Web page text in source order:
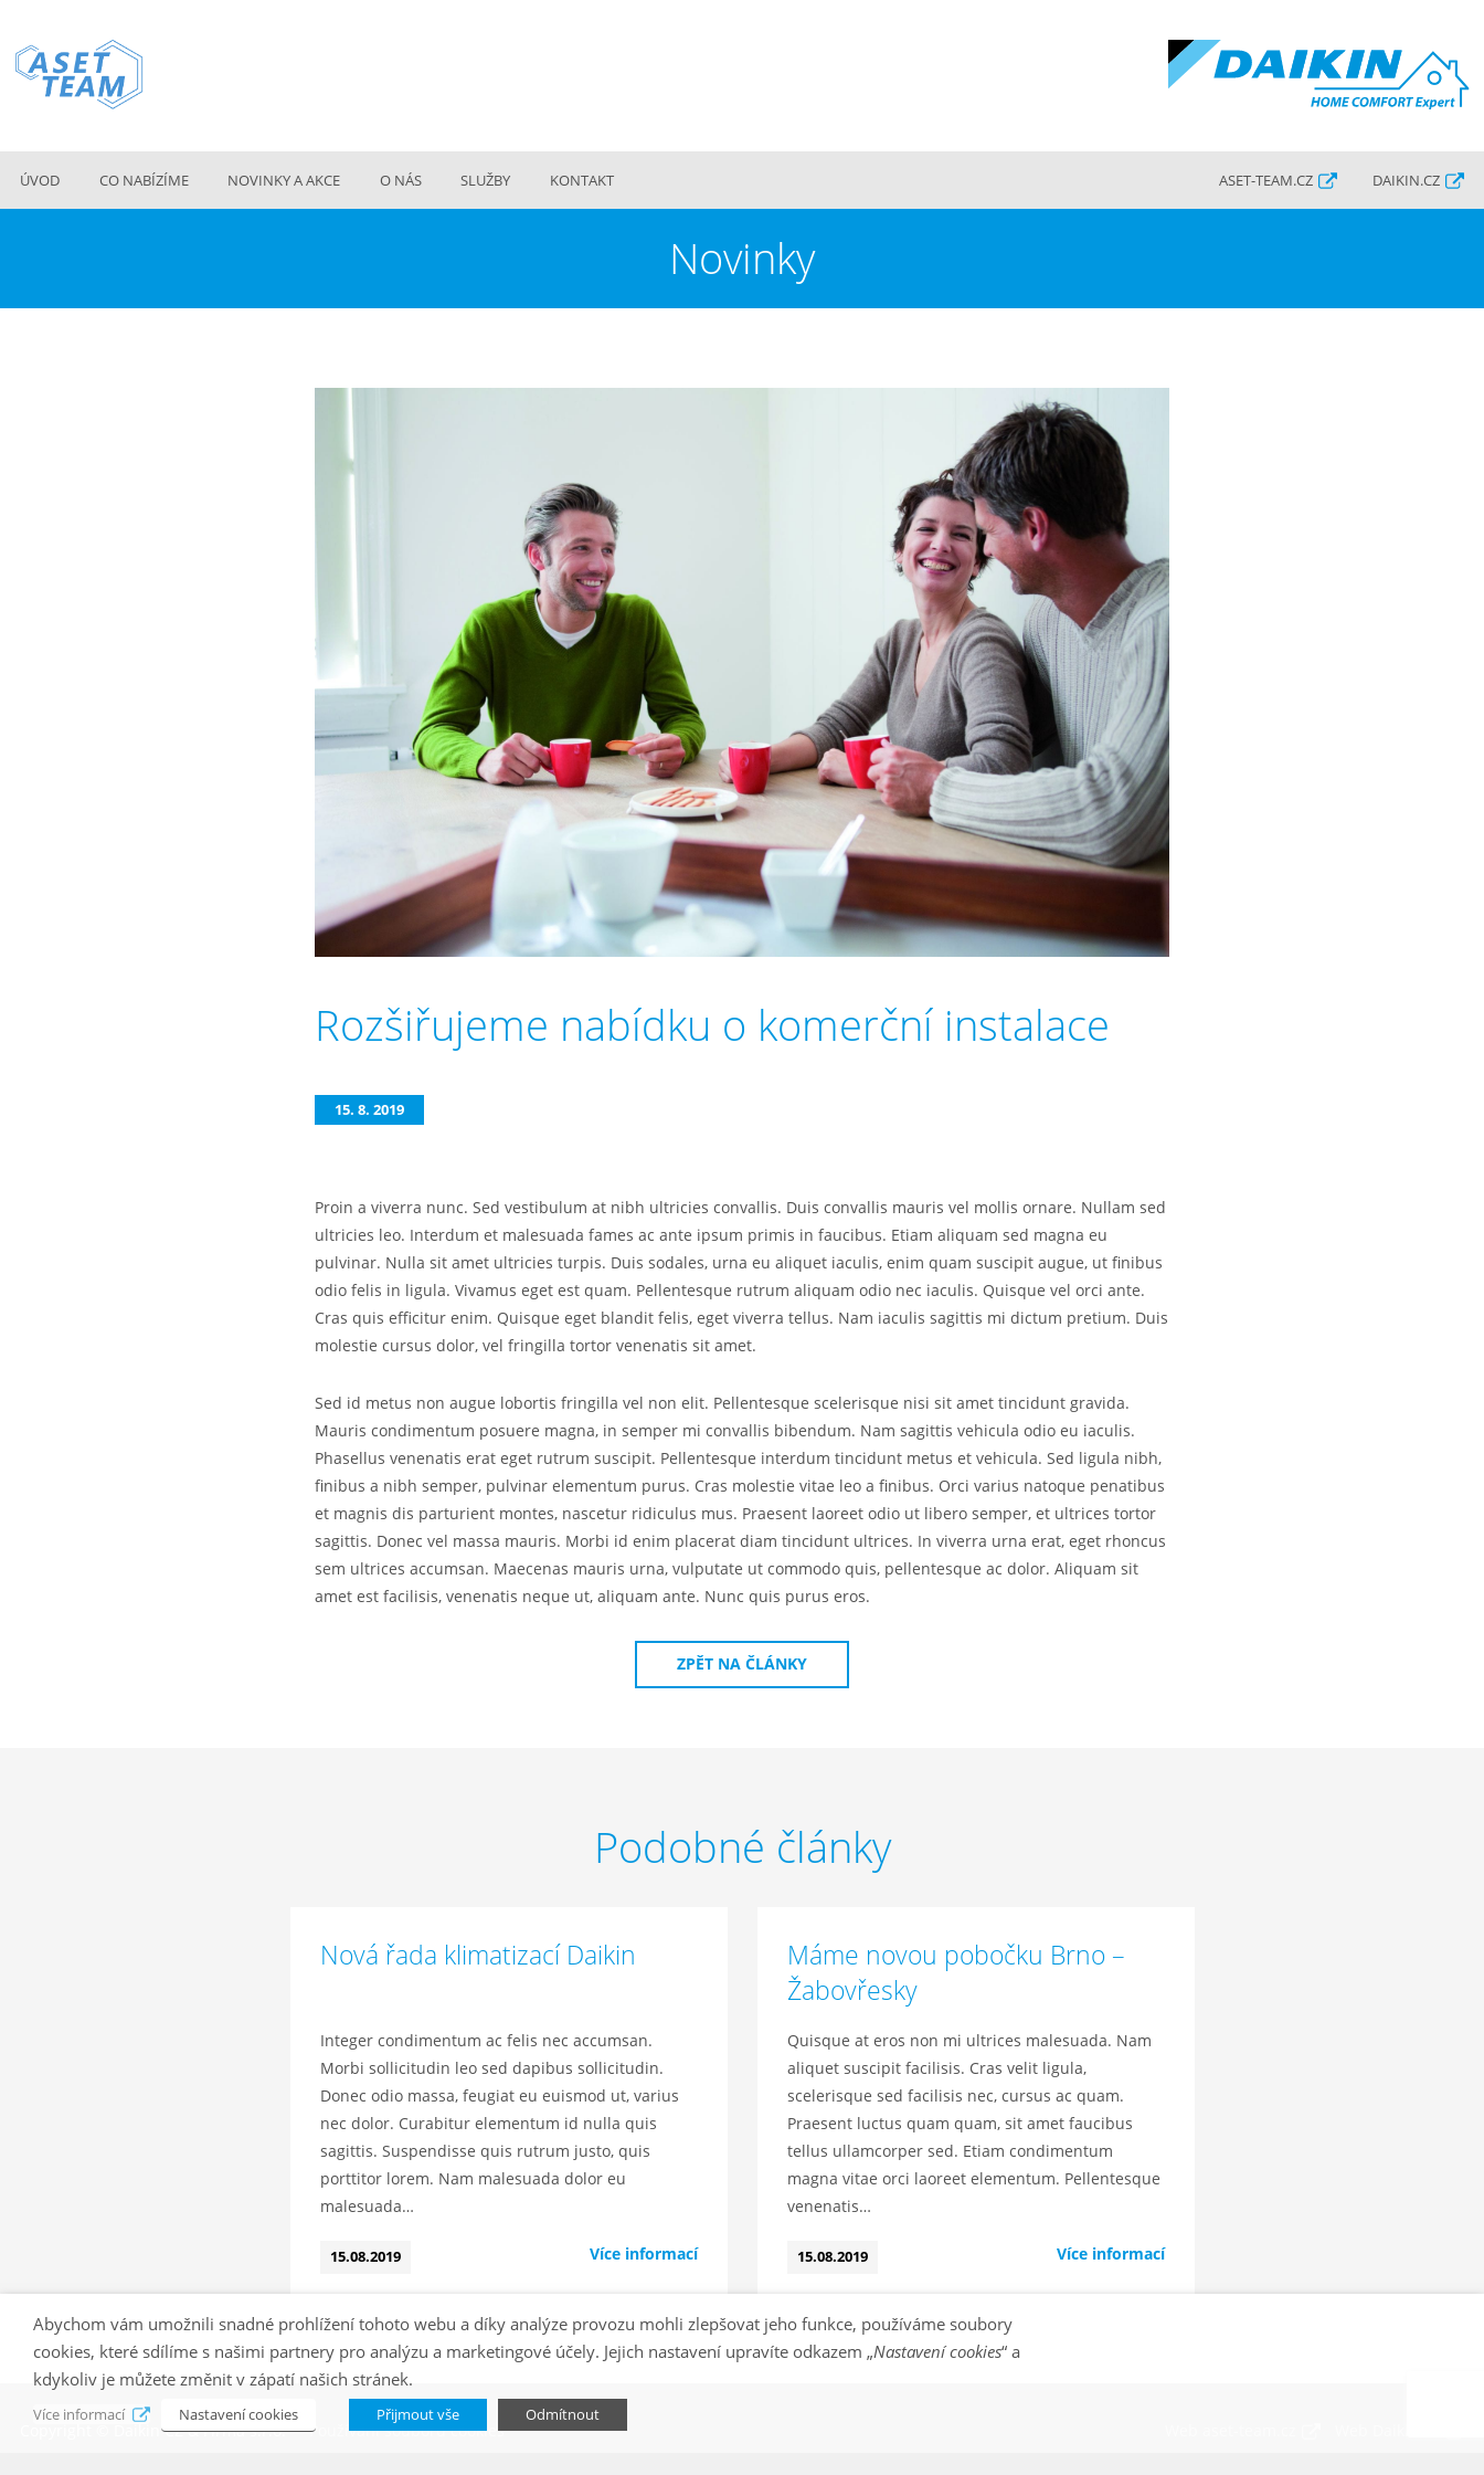
ÚVOD CO NABÍZÍME NOVINKY A AKCE O NÁS SLUŽBY KONTAKT DAIKIN.CZ
ASET-TEAM.CZ
Novinky
Rozšiřujeme nabídku o komerční instalace
15. 8. 2019
Proin a viverra nunc. Sed vestibulum at nibh ultricies convallis. Duis convallis mauris vel mollis ornare. Nullam sed
ultricies leo. Interdum et malesuada fames ac ante ipsum primis in faucibus. Etiam aliquam sed magna eu
pulvinar. Nulla sit amet ultricies turpis. Duis sodales, urna eu aliquet iaculis, enim quam suscipit augue, ut finibus
odio felis in ligula. Vivamus eget est quam. Pellentesque rutrum aliquam odio nec iaculis. Quisque vel orci ante.
Cras quis efficitur enim. Quisque eget blandit felis, eget viverra tellus. Nam iaculis sagittis mi dictum pretium. Duis
molestie cursus dolor, vel fringilla tortor venenatis sit amet.
Sed id metus non augue lobortis fringilla vel non elit. Pellentesque scelerisque nisi sit amet tincidunt gravida.
Mauris condimentum posuere magna, in semper mi convallis bibendum. Nam sagittis vehicula odio eu iaculis.
Phasellus venenatis erat eget rutrum suscipit. Pellentesque interdum tincidunt metus et vehicula. Sed ligula nibh,
finibus a nibh semper, pulvinar elementum purus. Cras molestie vitae leo a finibus. Orci varius natoque penatibus
et magnis dis parturient montes, nascetur ridiculus mus. Praesent laoreet odio ut libero semper, et ultrices tortor
sagittis. Donec vel massa mauris. Morbi id enim placerat diam tincidunt ultrices. In viverra urna erat, eget rhoncus
sem ultrices accumsan. Maecenas mauris urna, vulputate ut commodo quis, pellentesque ac dolor. Aliquam sit
amet est facilisis, venenatis neque ut, aliquam ante. Nunc quis purus eros.
ZPĚT NA ČLÁNKY
Podobné články
Nová řada klimatizací Daikin
Integer condimentum ac felis nec accumsan.
Morbi sollicitudin leo sed dapibus sollicitudin.
Donec odio massa, feugiat eu euismod ut, varius
nec dolor. Curabitur elementum id nulla quis
sagittis. Suspendisse quis rutrum justo, quis
porttitor lorem. Nam malesuada dolor eu
malesuada…
15.08.2019 Více informací
Máme novou pobočku Brno –
Žabovřesky
Quisque at eros non mi ultrices malesuada. Nam
aliquet suscipit facilisis. Cras velit ligula,
scelerisque sed facilisis nec, cursus ac quam.
Praesent luctus quam quam, sit amet faucibus
tellus ullamcorper sed. Etiam condimentum
magna vitae orci laoreet elementum. Pellentesque
venenatis…
15.08.2019 Více informací
Copyright © Daikin CZ & Firma s.r.o. Používání souborů cookies
Abychom vám umožnili snadné prohlížení tohoto webu a díky analýze provozu mohli zlepšovat jeho funkce, používáme soubory
cookies, které sdílíme s našimi partnery pro analýzu a marketingové účely. Jejich nastavení upravíte odkazem „Nastavení cookies“ a
kdykoliv je můžete změnit v zápatí našich stránek.
Více informací Nastavení cookies Přijmout vše Odmítnout